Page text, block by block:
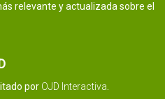
relevante y actualizada sobre el
por OJD Interactiva